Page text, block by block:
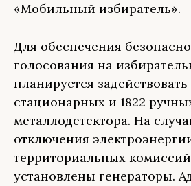
«Мобильный избиратель».
Для обеспечения
голосования на
планируется задействовать
стационарных и 1822
металлодетектора. На
отключения
территориальных
установлены генераторы.